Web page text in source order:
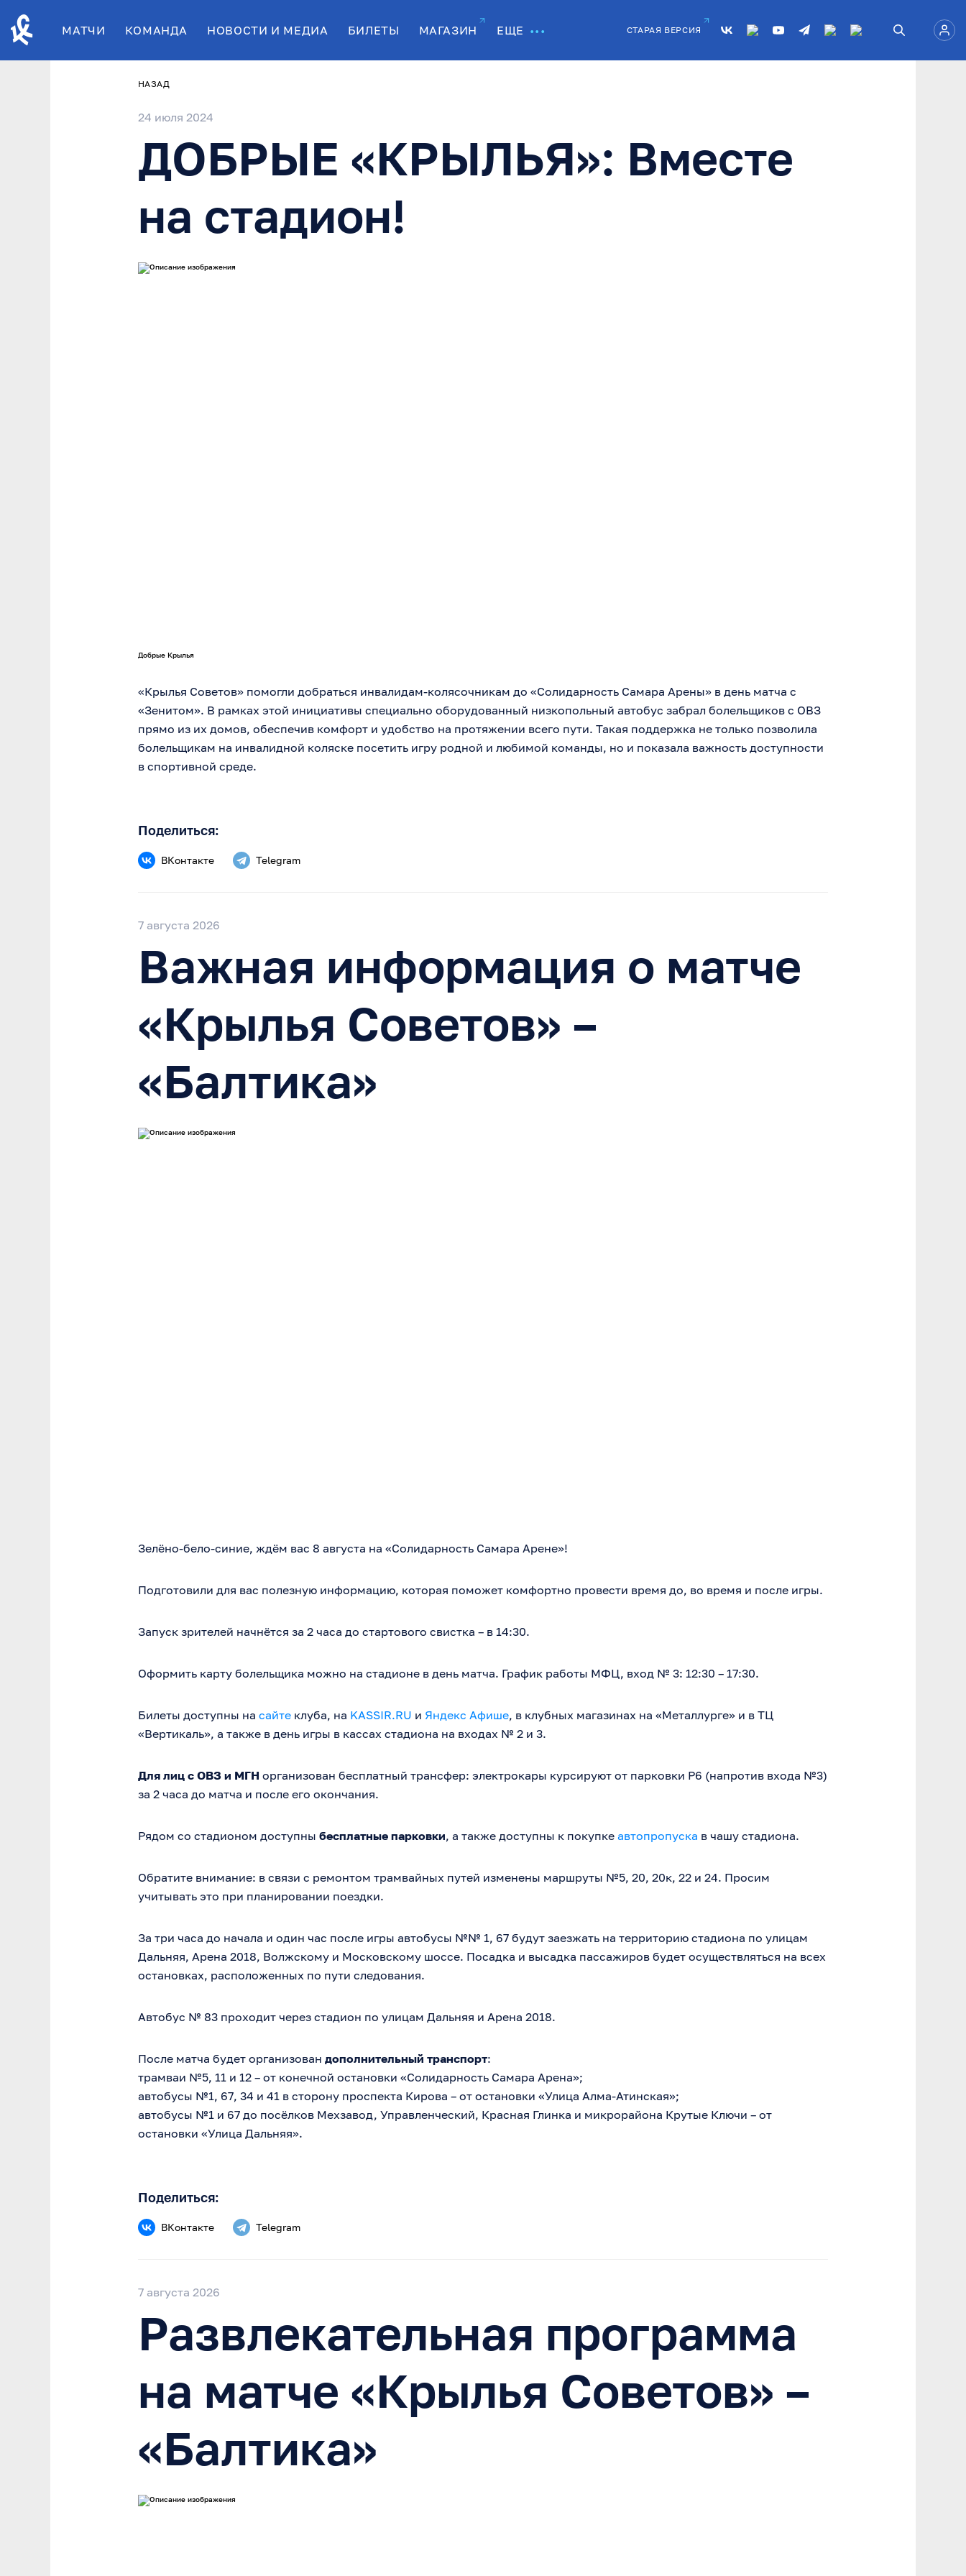
МАТЧИ КОМАНДА НОВОСТИ И МЕДИА БИЛЕТЫ МАГАЗИН ЕЩЕ СТАРАЯ ВЕРСИЯ
НАЗАД
24 июля 2024
ДОБРЫЕ «КРЫЛЬЯ»: Вместе
на стадион!
Добрые Крылья
«Крылья Советов» помогли добраться инвалидам-колясочникам до «Солидарность Самара Арены» в день матча с
«Зенитом». В рамках этой инициативы специально оборудованный низкопольный автобус забрал болельщиков с ОВЗ
прямо из их домов, обеспечив комфорт и удобство на протяжении всего пути. Такая поддержка не только позволила
болельщикам на инвалидной коляске посетить игру родной и любимой команды, но и показала важность доступности
в спортивной среде.
Поделиться:
ВКонтакте Telegram
7 августа 2026
Важная информация о матче
«Крылья Советов» –
«Балтика»
Зелёно-бело-синие, ждём вас 8 августа на «Солидарность Самара Арене»!
Подготовили для вас полезную информацию, которая поможет комфортно провести время до, во время и после игры.
Запуск зрителей начнётся за 2 часа до стартового свистка – в 14:30.
Оформить карту болельщика можно на стадионе в день матча. График работы МФЦ, вход № 3: 12:30 – 17:30.
Билеты доступны на сайте клуба, на KASSIR.RU и Яндекс Афише, в клубных магазинах на «Металлурге» и в ТЦ
«Вертикаль», а также в день игры в кассах стадиона на входах № 2 и 3.
Для лиц с ОВЗ и МГН организован бесплатный трансфер: электрокары курсируют от парковки P6 (напротив входа №3)
за 2 часа до матча и после его окончания.
Рядом со стадионом доступны бесплатные парковки, а также доступны к покупке автопропуска в чашу стадиона.
Обратите внимание: в связи с ремонтом трамвайных путей изменены маршруты №5, 20, 20к, 22 и 24. Просим
учитывать это при планировании поездки.
За три часа до начала и один час после игры автобусы №№ 1, 67 будут заезжать на территорию стадиона по улицам
Дальняя, Арена 2018, Волжскому и Московскому шоссе. Посадка и высадка пассажиров будет осуществляться на всех
остановках, расположенных по пути следования.
Автобус № 83 проходит через стадион по улицам Дальняя и Арена 2018.
После матча будет организован дополнительный транспорт:
трамваи №5, 11 и 12 – от конечной остановки «Солидарность Самара Арена»;
автобусы №1, 67, 34 и 41 в сторону проспекта Кирова – от остановки «Улица Алма-Атинская»;
автобусы №1 и 67 до посёлков Мехзавод, Управленческий, Красная Глинка и микрорайона Крутые Ключи – от
остановки «Улица Дальняя».
Поделиться:
ВКонтакте Telegram
7 августа 2026
Развлекательная программа
на матче «Крылья Советов» –
«Балтика»